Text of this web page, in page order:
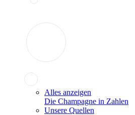
Alles anzeigen
Die Champagne in Zahlen
Unsere Quellen